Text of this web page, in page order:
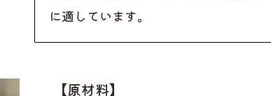
に適しています。
【原材料】